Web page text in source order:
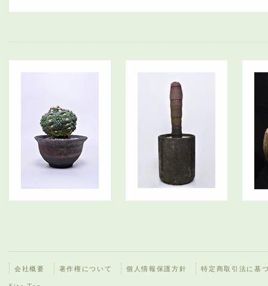
会社概要 著作権について 個人情報保護方針 特定商取引法に基